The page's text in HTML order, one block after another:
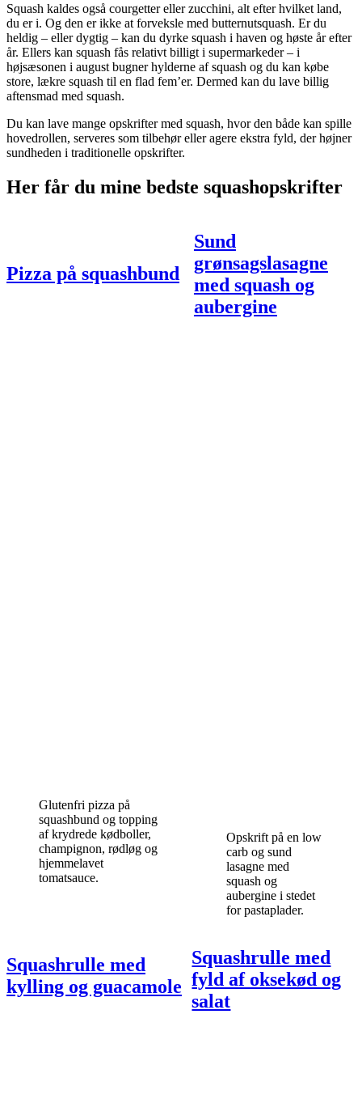
Squash kaldes også courgetter eller zucchini, alt efter hvilket land,
du er i. Og den er ikke at forveksle med butternutsquash. Er du
heldig – eller dygtig – kan du dyrke squash i haven og høste år efter
år. Ellers kan squash fås relativt billigt i supermarkeder – i
højsæsonen i august bugner hylderne af squash og du kan købe
store, lækre squash til en flad fem’er. Dermed kan du lave billig
aftensmad med squash.
Du kan lave mange opskrifter med squash, hvor den både kan spille
hovedrollen, serveres som tilbehør eller agere ekstra fyld, der højner
sundheden i traditionelle opskrifter.
Her får du mine bedste squashopskrifter
Pizza på squashbund
Glutenfri pizza på
squashbund og topping
af krydrede kødboller,
champignon, rødløg og
hjemmelavet
tomatsauce.
Sund
grønsagslasagne
med squash og
aubergine
Opskrift på en low
carb og sund
lasagne med
squash og
aubergine i stedet
for pastaplader.
Squashrulle med
kylling og guacamole
Squashrulle med
fyld af oksekød og
salat